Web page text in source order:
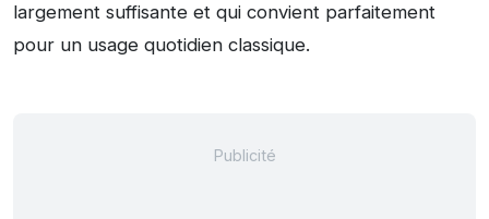
largement suffisante et qui convient parfaitement
pour un usage quotidien classique.